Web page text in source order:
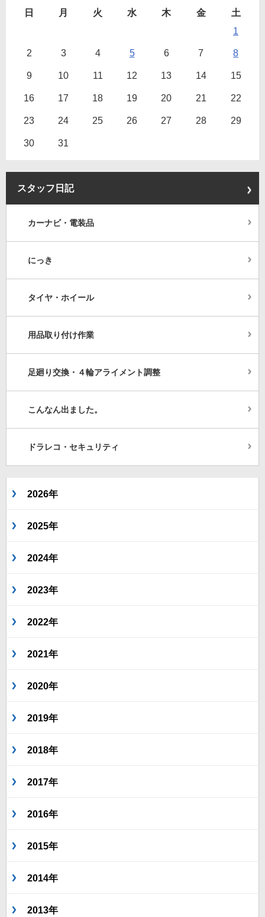
日 月 火 水 木 金
土
1
2 3 4 5 6 7 8
9 10 11 12 13 14 15
16 17 18 19 20 21 22
23 24 25 26 27 28 29
30 31
スタッフ日記
カーナビ・電装品
にっき
タイヤ・ホイール
用品取り付け作業
足廻り交換・４輪アライメント調整
こんなん出ました。
ドラレコ・セキュリティ
2026年
2025年
2024年
2023年
2022年
2021年
2020年
2019年
2018年
2017年
2016年
2015年
2014年
2013年